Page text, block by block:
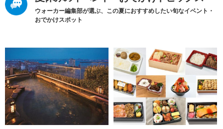
ウォーカー編集部が選ぶ、この夏におすすめしたい旬なイベント・
おでかけスポット